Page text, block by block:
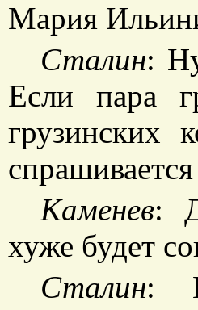
Мария
Сталин:
Если пара
грузинских
Каменев:
хуже будет
Сталин: